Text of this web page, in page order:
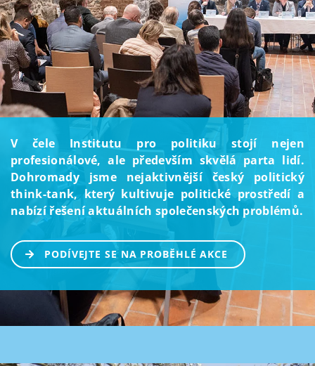
V čele Institutu pro politiku stojí nejen
profesionálové, ale především skvělá parta lidí.
Dohromady jsme nejaktivnější český politický
think-tank, který kultivuje politické prostředí a
nabízí řešení aktuálních společenských problémů.
PODÍVEJTE SE NA PROBĚHLÉ AKCE